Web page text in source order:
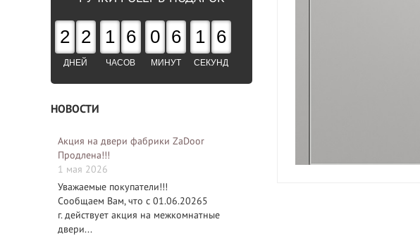
2 2
ДНЕЙ
1 6
ЧАСОВ
0 6
МИНУТ
1 4
СЕКУНД
НОВОСТИ
Акция на двери фабрики ZaDoor
Продлена!!!
1 мая 2026
Уважаемые покупатели!!!
Сообщаем Вам, что с 01.06.20265
г. действует акция на межкомнатные
двери...